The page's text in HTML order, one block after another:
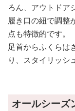
ろん、アウトドア
履き口の紐で調整
点も特徴的です。
足首からふくらは
り、スタイリッシ
オールシーズ